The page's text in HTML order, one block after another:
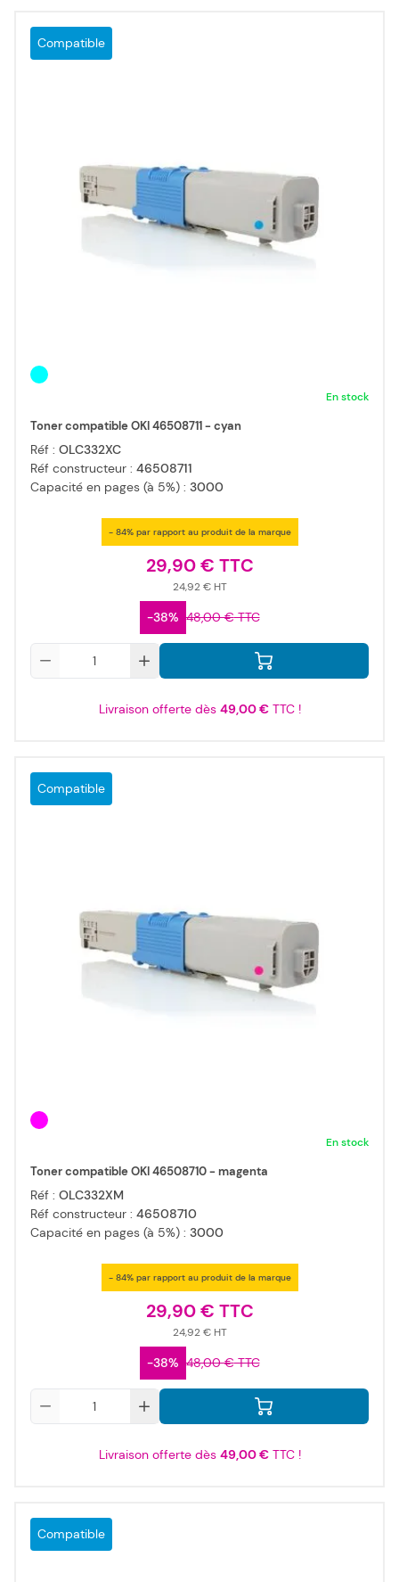
Compatible
En stock
Toner compatible OKI 46508711 - cyan
Réf : OLC332XC
Réf constructeur : 46508711
Capacité en pages (à 5%) : 3000
- 84% par rapport au produit de la marque
29,90 €
24,92 €
-38% 48,00 €
Livraison offerte dès 49,00 €TTC !
Compatible
En stock
Toner compatible OKI 46508710 - magenta
Réf : OLC332XM
Réf constructeur : 46508710
Capacité en pages (à 5%) : 3000
- 84% par rapport au produit de la marque
29,90 €
24,92 €
-38% 48,00 €
Livraison offerte dès 49,00 €TTC !
Compatible